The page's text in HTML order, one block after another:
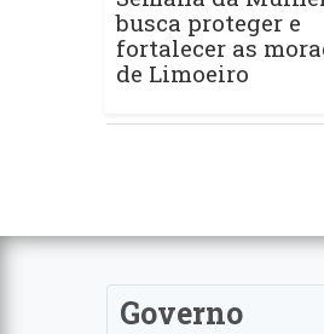
busca proteger e
fortalecer as
de Limoeiro
Governo